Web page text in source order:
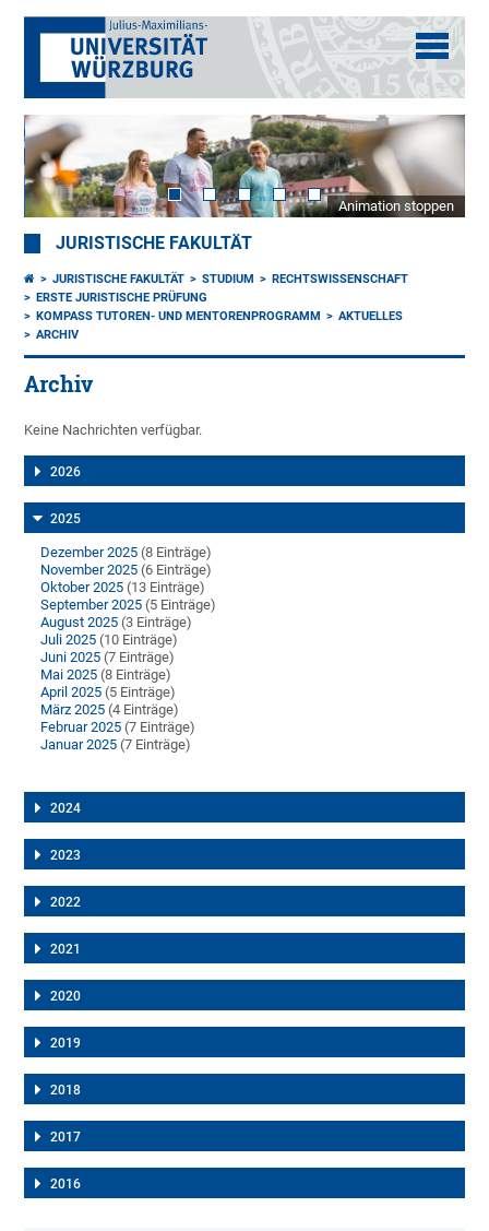
Animation stoppen
JURISTISCHE FAKULTÄT
JURISTISCHE FAKULTÄT STUDIUM
RECHTSWISSENSCHAFT
ERSTE JURISTISCHE PRÜFUNG
KOMPASS TUTOREN- UND MENTORENPROGRAMM
AKTUELLES
ARCHIV
Archiv
Keine Nachrichten verfügbar.
2026
2025
Dezember 2025 (8 Einträge)
November 2025 (6 Einträge)
Oktober 2025 (13 Einträge)
September 2025 (5 Einträge)
August 2025 (3 Einträge)
Juli 2025 (10 Einträge)
Juni 2025 (7 Einträge)
Mai 2025 (8 Einträge)
April 2025 (5 Einträge)
März 2025 (4 Einträge)
Februar 2025 (7 Einträge)
Januar 2025 (7 Einträge)
2024
2023
2022
2021
2020
2019
2018
2017
2016